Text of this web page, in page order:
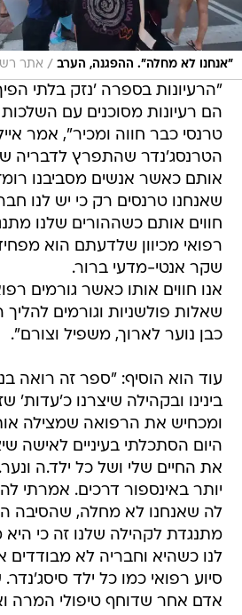
"אנחנו לא מחלה". ההפגנה, הערב / אתר
"הרעיונות בספרה 'נזק בלתי
הם רעיונות מסוכנים עם
טרנסי כבר חווה ומכיר", אמר
הטרנסג'נדר שהתפרץ לדבריה של
אותם כאשר אנשים מסביבנו
שאנחנו טרנסים רק כי יש לנו
חווים אותם כשההורים שלנו
רפואי מכיוון שלדעתם הוא
שקר אנטי-מדעי ברור.
אנו חווים אותו כאשר גורמים
שאלות פולשניות וגורמים
כבן נוער לארוך, משפיל וצורם".
עוד הוא הוסיף: "ספר זה רואה
בינינו ובקהילה שיצרנו כ'עדות'
ומכחיש את הרפואה שמצילה
היום הסתכלתי בעיניים לאישה
את החיים שלי ושל כל ילד.ה
יותר באינספור דרכים. אמרתי
לה שאנחנו לא מחלה, שהסיבה
מתנגדת לקהילה שלנו זה כי
לנו כשהיא וחבריה לא מבודדים
סיוע רפואי כמו כל ילד
אדם אחר שדוחף טיפולי המרה